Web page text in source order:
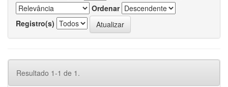
Ordenar
Registro(s)
Resultado 1-1 de 1.